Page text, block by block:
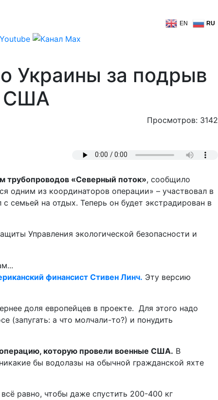
EN RU
Украины за подрыв
США
Просмотров: 3142
трубопроводов «Северный поток», сообщило
одним из координаторов операции» – участвовал в
семьей на отдых. Теперь он будет экстрадирован в
Управления экологической безопасности и
финансист Стивен Линч. Эту версию
доля европейцев в проекте. Для этого надо
(запугать: а что молчали-то?) и понудить
операцию, которую провели военные США. В
бы водолазы на обычной гражданской яхте
равно, чтобы даже спустить 200-400 кг